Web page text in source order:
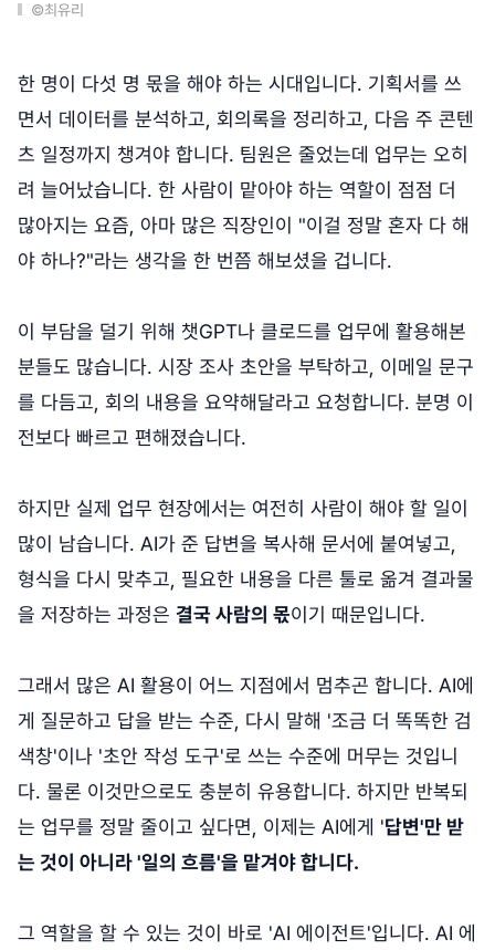
©최유리
한 명이 다섯 명 몫을 해야 하는 시대입니다. 기획서를 쓰
면서 데이터를 분석하고, 회의록을 정리하고, 다음 주 콘텐
츠 일정까지 챙겨야 합니다. 팀원은 줄었는데 업무는 오히
려 늘어났습니다. 한 사람이 맡아야 하는 역할이 점점 더
많아지는 요즘, 아마 많은 직장인이 "이걸 정말 혼자 다 해
야 하나?"라는 생각을 한 번쯤 해보셨을 겁니다.
이 부담을 덜기 위해 챗GPT나 클로드를 업무에 활용해본
분들도 많습니다. 시장 조사 초안을 부탁하고, 이메일 문구
를 다듬고, 회의 내용을 요약해달라고 요청합니다. 분명 이
전보다 빠르고 편해졌습니다.
하지만 실제 업무 현장에서는 여전히 사람이 해야 할 일이
많이 남습니다. AI가 준 답변을 복사해 문서에 붙여넣고,
형식을 다시 맞추고, 필요한 내용을 다른 툴로 옮겨 결과물
을 저장하는 과정은 결국 사람의 몫이기 때문입니다.
그래서 많은 AI 활용이 어느 지점에서 멈추곤 합니다. AI에
게 질문하고 답을 받는 수준, 다시 말해 '조금 더 똑똑한 검
색창'이나 '초안 작성 도구'로 쓰는 수준에 머무는 것입니
다. 물론 이것만으로도 충분히 유용합니다. 하지만 반복되
는 업무를 정말 줄이고 싶다면, 이제는 AI에게 '답변'만 받
는 것이 아니라 '일의 흐름'을 맡겨야 합니다.
그 역할을 할 수 있는 것이 바로 'AI 에이전트'입니다. AI 에